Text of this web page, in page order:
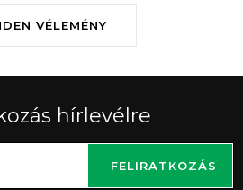
VÉLEMÉNY
hírlevélre
FELIRATKOZÁS